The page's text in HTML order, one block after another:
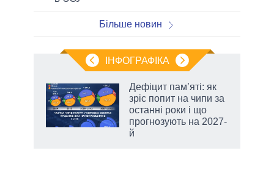
Більше новин
ІНФОГРАФІКА
Дефіцит пам’яті: як
зріс попит на чипи за
останні роки і що
прогнозують на 2027-
й